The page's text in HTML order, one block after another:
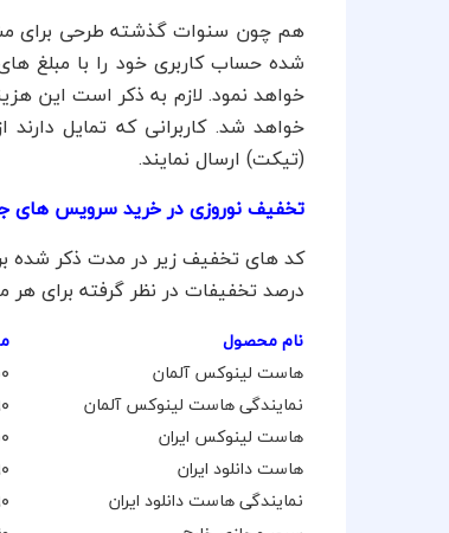
هم چون سنوات گذشته طرحی برای
خواهد نمود. لازم به ذکر است این
خواهد شد. کاربرانی که تمایل
(تیکت) ارسال نمایند.
تخفیف نوروزی در خرید سرویس های
کد های تخفیف زیر در مدت ذکر شده
درصد تخفیفات در نظر گرفته برای هر محصول متفاوت و از
نام محصول
هاست لینوکس آلمان
نمایندگی هاست لینوکس آلمان
هاست لینوکس ایران
هاست دانلود ایران
نمایندگی هاست دانلود ایران